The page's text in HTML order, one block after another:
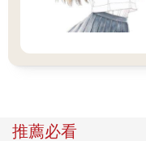
推薦必看